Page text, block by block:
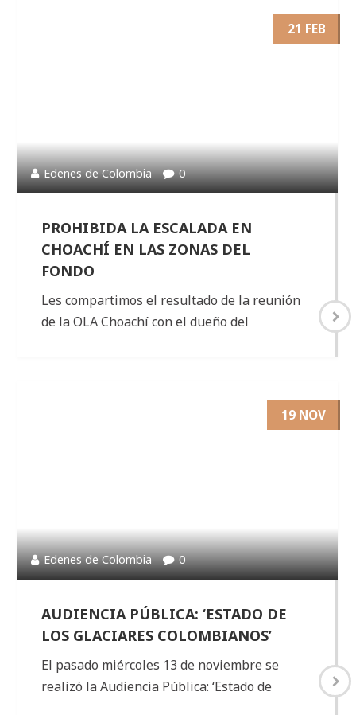
21 FEB
Edenes de Colombia 0
PROHIBIDA LA ESCALADA EN
CHOACHÍ EN LAS ZONAS DEL
FONDO
Les compartimos el resultado de la reunión
de la OLA Choachí con el dueño del
19 NOV
Edenes de Colombia 0
AUDIENCIA PÚBLICA: ‘ESTADO DE
LOS GLACIARES COLOMBIANOS’
El pasado miércoles 13 de noviembre se
realizó la Audiencia Pública: ‘Estado de